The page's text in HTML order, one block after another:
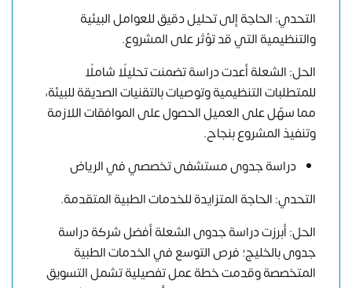
التحدي: الحاجة إلى تحليل دقيق للعوامل البيئية
والتنظيمية التي قد تؤثر على المشروع.
الحل: الشعلة أعدت دراسة تضمنت تحليلًا شاملًا
للمتطلبات التنظيمية وتوصيات بالتقنيات الصديقة للبيئة،
مما سهّل على العميل الحصول على الموافقات اللازمة
وتنفيذ المشروع بنجاح.
دراسة جدوى مستشفى تخصصي في الرياض
التحدي: الحاجة المتزايدة للخدمات الطبية المتقدمة.
الحل: أبرزت دراسة جدوى الشعلة أفضل شركة دراسة
جدوى بالخليج؛ فرص التوسع في الخدمات الطبية
المتخصصة وقدمت خطة عمل تفصيلية تشمل التسويق